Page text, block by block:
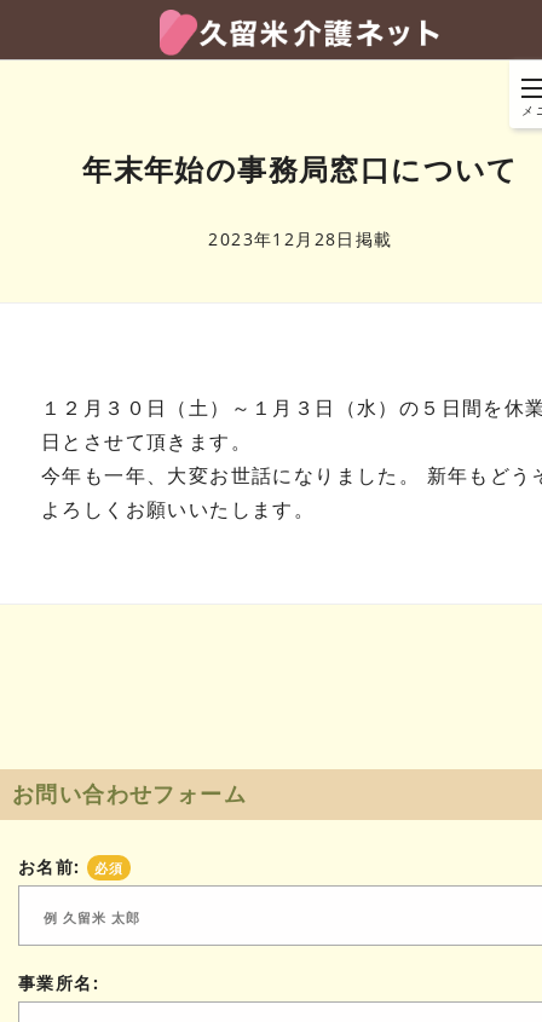
メ
年末年始の事務局窓口について
2023年12月28日掲載
１２月３０日（土）～１月３日（水）の５日間を休
日とさせて頂きます。
今年も一年、大変お世話になりました。 新年もどう
よろしくお願いいたします。
お問い合わせフォーム
お名前: 必須
事業所名: